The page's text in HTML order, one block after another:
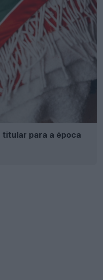
titular para a época